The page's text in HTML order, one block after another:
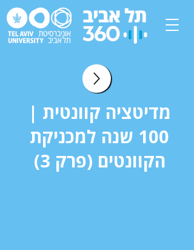
מדיטציה קוונטית |
100 שנה למכניקת
הקוונטים (פרק 3)